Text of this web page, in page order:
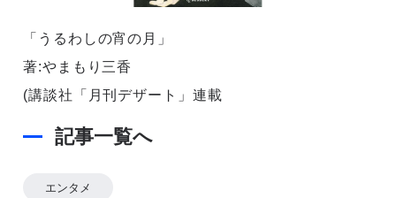
「うるわしの宵の月」
著:やまもり三香
(講談社「月刊デザート」連載
記事一覧へ
エンタメ